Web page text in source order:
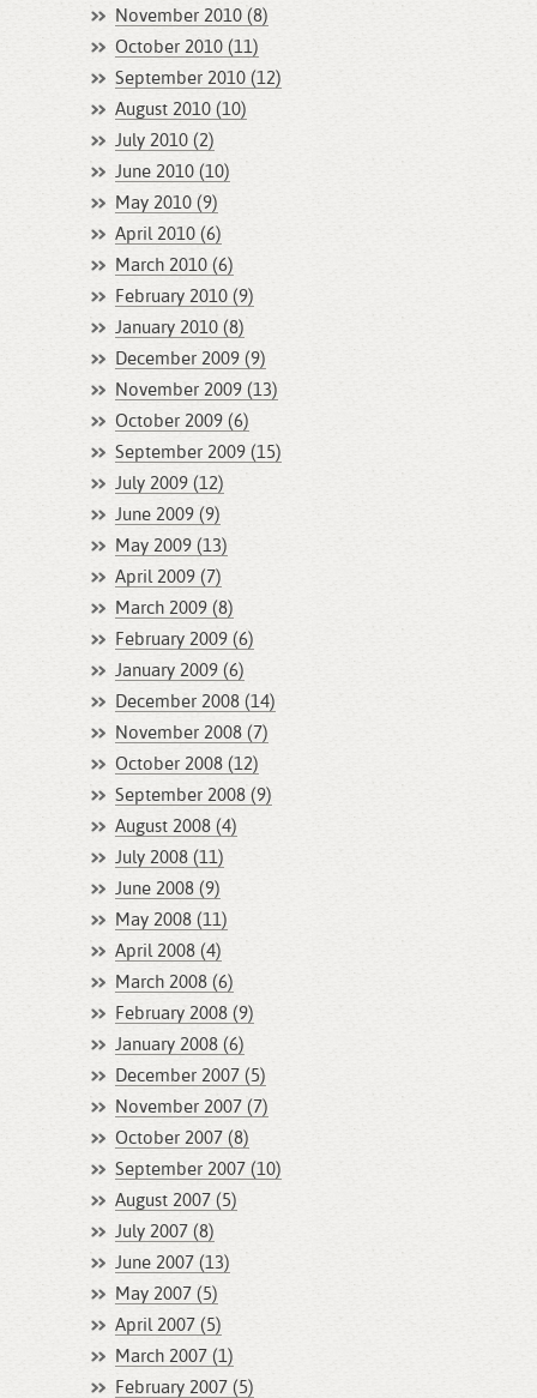
November 2010 (8)
October 2010 (11)
September 2010 (12)
August 2010 (10)
July 2010 (2)
June 2010 (10)
May 2010 (9)
April 2010 (6)
March 2010 (6)
February 2010 (9)
January 2010 (8)
December 2009 (9)
November 2009 (13)
October 2009 (6)
September 2009 (15)
July 2009 (12)
June 2009 (9)
May 2009 (13)
April 2009 (7)
March 2009 (8)
February 2009 (6)
January 2009 (6)
December 2008 (14)
November 2008 (7)
October 2008 (12)
September 2008 (9)
August 2008 (4)
July 2008 (11)
June 2008 (9)
May 2008 (11)
April 2008 (4)
March 2008 (6)
February 2008 (9)
January 2008 (6)
December 2007 (5)
November 2007 (7)
October 2007 (8)
September 2007 (10)
August 2007 (5)
July 2007 (8)
June 2007 (13)
May 2007 (5)
April 2007 (5)
March 2007 (1)
February 2007 (5)